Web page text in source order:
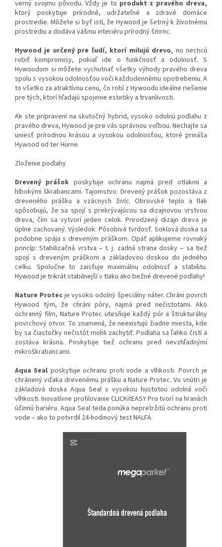
verný svojmu pôvodu. Vždy je to produkt z pravého dreva,
ktorý poskytuje prírodné, udržateľné a zdravé domáce
prostredie. Môžete si byť istí, že Hywood je šetrný k životnému
prostrediu a dodáva vášmu interiéru prírodný šmrnc.
Hywood je určený pre ľudí, ktorí milujú drevo, no nechcú
robiť kompromisy, pokiaľ ide o funkčnosť a odolnosť. S
Hywoodom si môžete vychutnať všetky výhody pravého dreva
spolu s vysokou odolnosťou voči každodennému opotrebeniu. A
to všetko za atraktívnu cenu, čo robí z Hywoodu ideálne riešenie
pre tých, ktorí hľadajú spojenie estetiky a trvanlivosti.
Ak ste pripravení na skutočný hybrid, vysoko odolnú podlahu z
pravého dreva, Hywood je pre vás správnou voľbou. Nechajte sa
uniesť prírodnou krásou a vysokou odolnosťou, ktoré prináša
Hywood od ter Hürne.
Zloženie podlahy
Drevený prášok poskytuje ochranu najmä pred otlakmi a
hlbokými škrabancami. Tajomstvo: Drevený prášok pozostáva z
dreveného prášku a vzácnych živíc. Obrovské teplo a tlak
spôsobujú, že sa spojí s prekrývajúcou sa dizajnovou vrstvou
dreva, čím sa vytvorí jeden celok. Prirodzený dizajn dreva je
úplne zachovaný. Výsledok: Pôsobivá tvrdosť. Soklová doska sa
podobne spája s dreveným práškom. Opäť aplikujeme rovnaký
princíp: Stabilizačná vrstva – t. j. zadná strana dosky – sa tiež
spojí s dreveným práškom a základovou doskou do jedného
celku. Spoločne to zaisťuje maximálnu odolnosť a stabilitu.
Hywood je trikrát stabilnejší v tlaku ako bežné drevené podlahy!
Nature Protecje vysoko odolný špeciálny náter. Chráni povrch
Hywood tým, že chráni póry, najmä pred nečistotami. Ako
ochranný film, Nature Protec utesňuje každý pór a štrukturálny
povrchový otvor. To znamená, že neexistujú žiadne miesta, kde
by sa čiastočky nečistôt mohli zachytiť. Podlaha sa ľahko čistí a
zostáva krásna. Poskytuje tiež ochranu pred nevzhľadnými
mikroškrabancami.
Aqua Seal poskytuje ochranu proti vode a vlhkosti. Povrch je
chránený vďaka drevenému prášku a Nature Protec. Vo vnútri je
základová doska Aqua Seal s vysokou hustotou odolná voči
vlhkosti. Inovatívne profilovanie CLICKitEASY Pro tvorí na hranách
účinnú bariéru. Aqua Seal teda ponúka nepretržitú ochranu proti
vode – ako to potvrdil 24-hodinový test NALFA.